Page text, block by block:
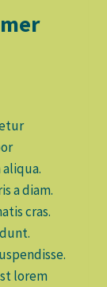
a diam.
cras.
lorem